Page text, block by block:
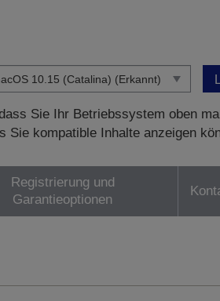
Sie Ihr Betriebssystem oben
Sie kompatible Inhalte anzeigen
Registrierung und
Garantieoptionen